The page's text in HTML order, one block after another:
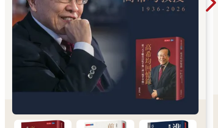
權威性而改變，而不是產品本身。日本首間星巴克門市選擇在東
京最高檔的街區「銀座」也是出於同樣的原因。
梨花女子大學的大學生拿著印有星巴克綠色女海妖賽蓮圖樣的紙
杯，給人留下了「星巴克＝高級咖啡代名詞」的強烈印象。現在
依然有許多人對坐在星巴克門市裡，一邊使用筆記型電腦，一邊
喝咖啡的自己的模樣，賦予特殊的感受，他們會到處上傳星巴克
杯子的打卡照到社群媒體上。
事實上，星巴克掌握了顧客重視的炫耀性消費傾向因素，開發相
應的產品，提高了客人的忠誠度。忠誠的客人們自動拿著印有星
巴克標誌的杯子行走或在社群媒體上炫耀，因此星巴克無需為了
宣傳品牌投入資金，星巴克的客人會在日常生活中展示他們炫耀
的慾望，這本身就是廣告了。